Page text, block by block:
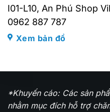
I01-L10, An Phú Shop
0962 887 787
Xem bản đồ
*Khuyến cáo: Các sản
nhằm mục đích hỗ trợ